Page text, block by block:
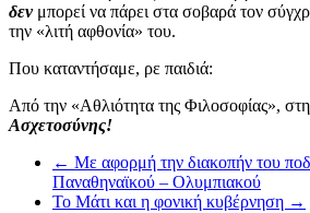
δενμπορεί να πάρει στα σοβαρά τον
την «λιτή αφθονία» του.
Που καταντήσαμε, ρε παιδιά:
Από την «Αθλιότητα της Φιλοσοφίας»,
Ασχετοσύνης!
← Με αφορμή την διακοπήν του
Παναθηναϊκού – Ολυμπιακού
Το Μάτι και η φονική κυβέρνηση →